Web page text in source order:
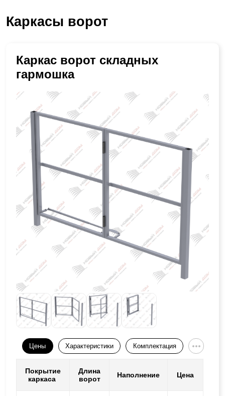
Каркасы ворот
Каркас ворот складных
гармошка
Цены Характеристики Комплектация
Покрытие
каркаса
Длина
ворот
Наполнение Цена